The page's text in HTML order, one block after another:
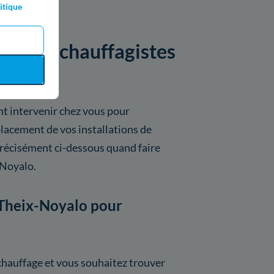
les chauffagistes
intervenir chez vous pour
de vos installations de
ci-dessous quand faire
Noyalo pour
et vous souhaitez trouver